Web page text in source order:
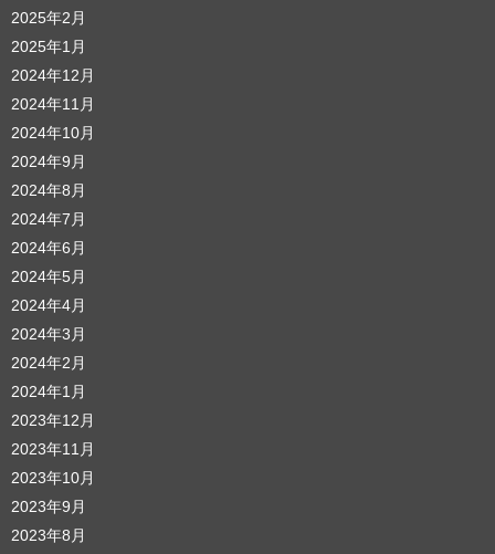
2025年2月
2025年1月
2024年12月
2024年11月
2024年10月
2024年9月
2024年8月
2024年7月
2024年6月
2024年5月
2024年4月
2024年3月
2024年2月
2024年1月
2023年12月
2023年11月
2023年10月
2023年9月
2023年8月